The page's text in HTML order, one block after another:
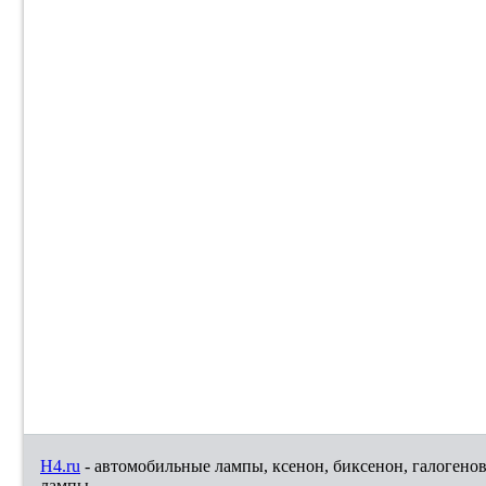
H4.ru - автомобильные лампы, ксенон, биксенон,